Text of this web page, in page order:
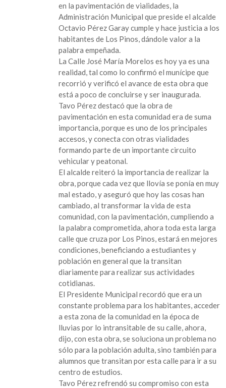
en la pavimentación de vialidades, la
Administración Municipal que preside el alcalde
Octavio Pérez Garay cumple y hace justicia a los
habitantes de Los Pinos, dándole valor a la
palabra empeñada.
La Calle José María Morelos es hoy ya es una
realidad, tal como lo confirmó el munícipe que
recorrió y verificó el avance de esta obra que
está a poco de concluirse y ser inaugurada.
Tavo Pérez destacó que la obra de
pavimentación en esta comunidad era de suma
importancia, porque es uno de los principales
accesos, y conecta con otras vialidades
formando parte de un importante circuito
vehicular y peatonal.
El alcalde reiteró la importancia de realizar la
obra, porque cada vez que llovía se ponía en muy
mal estado, y aseguró que hoy las cosas han
cambiado, al transformar la vida de esta
comunidad, con la pavimentación, cumpliendo a
la palabra comprometida, ahora toda esta larga
calle que cruza por Los Pinos, estará en mejores
condiciones, beneficiando a estudiantes y
población en general que la transitan
diariamente para realizar sus actividades
cotidianas.
El Presidente Municipal recordó que era un
constante problema para los habitantes, acceder
a esta zona de la comunidad en la época de
lluvias por lo intransitable de su calle, ahora,
dijo, con esta obra, se soluciona un problema no
sólo para la población adulta, sino también para
alumnos que transitan por esta calle para ir a su
centro de estudios.
Tavo Pérez refrendó su compromiso con esta